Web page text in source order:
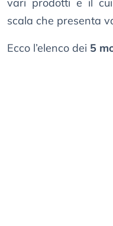
vari prodotti e il
scala che presenta
Ecco l’elenco dei 5